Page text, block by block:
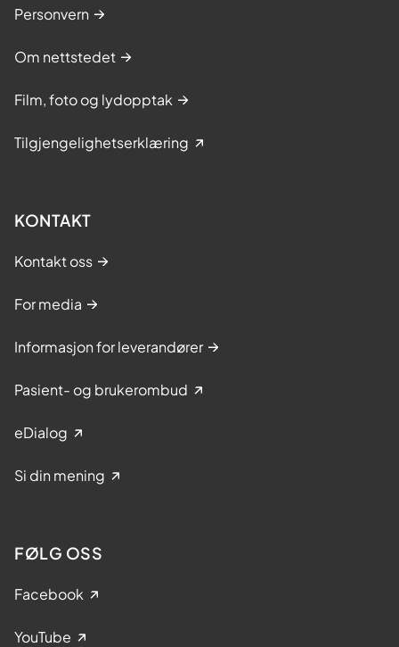
Personvern
Om nettstedet
Film, foto og lydopptak
Tilgjengelighetserklæring
KONTAKT
Kontakt oss
For media
Informasjon for leverandører
Pasient- og brukerombud
eDialog
Si din mening
FØLG OSS
Facebook
YouTube